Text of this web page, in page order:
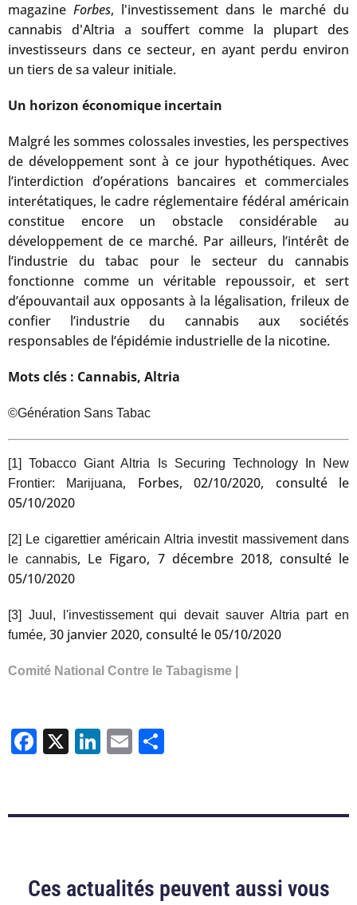
magazine Forbes, l'investissement dans le marché du
cannabis d'Altria a souffert comme la plupart des
investisseurs dans ce secteur, en ayant perdu environ
un tiers de sa valeur initiale.
Un horizon économique incertain
Malgré les sommes colossales investies, les perspectives
de développement sont à ce jour hypothétiques. Avec
l’interdiction d’opérations bancaires et commerciales
interétatiques, le cadre réglementaire fédéral américain
constitue encore un obstacle considérable au
développement de ce marché. Par ailleurs, l’intérêt de
l’industrie du tabac pour le secteur du cannabis
fonctionne comme un véritable repoussoir, et sert
d’épouvantail aux opposants à la légalisation, frileux de
confier l’industrie du cannabis aux sociétés
responsables de l’épidémie industrielle de la nicotine.
Mots clés : Cannabis, Altria
©Génération Sans Tabac
[1]
Tobacco Giant Altria Is Securing Technology In New
Frontier: Marijuana, Forbes, 02/10/2020, consulté le
05/10/2020
[2] Le cigarettier américain Altria investit massivement dans
le cannabis, Le Figaro, 7 décembre 2018, consulté le
05/10/2020
[3]
Juul, l'investissement qui devait sauver Altria part en
fumée, 30 janvier 2020, consulté le 05/10/2020
Comité National Contre le Tabagisme |
Facebook
X LinkedIn
Email
Ces actualités peuvent aussi vous